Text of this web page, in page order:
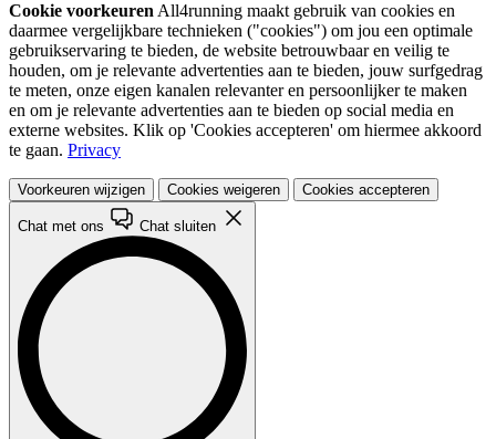
Cookie voorkeuren All4running maakt gebruik van cookies en
daarmee vergelijkbare technieken ("cookies") om jou een optimale
gebruikservaring te bieden, de website betrouwbaar en veilig te
houden, om je relevante advertenties aan te bieden, jouw surfgedrag
te meten, onze eigen kanalen relevanter en persoonlijker te maken
en om je relevante advertenties aan te bieden op social media en
externe websites. Klik op 'Cookies accepteren' om hiermee akkoord
te gaan. Privacy
Voorkeuren wijzigen Cookies weigeren Cookies accepteren
Chat met ons Chat sluiten